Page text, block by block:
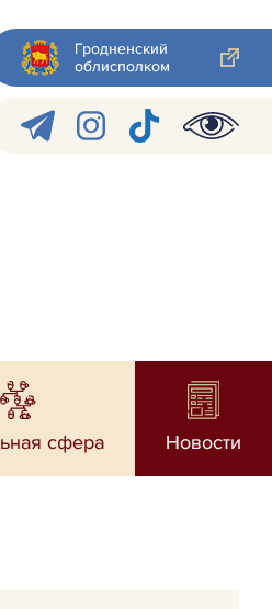
Гродненский
облисполком
сфера Новости